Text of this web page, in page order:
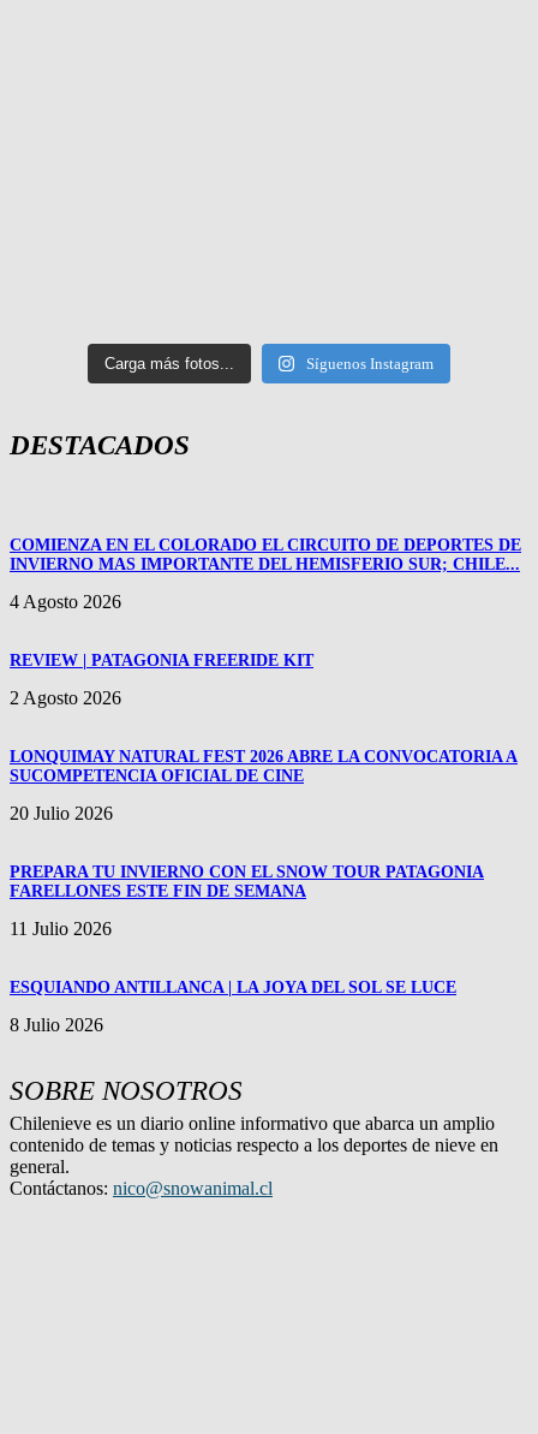
Carga más fotos... Síguenos Instagram
DESTACADOS
COMIENZA EN EL COLORADO EL CIRCUITO DE DEPORTES DE
INVIERNO MAS IMPORTANTE DEL HEMISFERIO SUR; CHILE...
4 Agosto 2026
REVIEW | PATAGONIA FREERIDE KIT
2 Agosto 2026
LONQUIMAY NATURAL FEST 2026 ABRE LA CONVOCATORIA A
SUCOMPETENCIA OFICIAL DE CINE
20 Julio 2026
PREPARA TU INVIERNO CON EL SNOW TOUR PATAGONIA
FARELLONES ESTE FIN DE SEMANA
11 Julio 2026
ESQUIANDO ANTILLANCA | LA JOYA DEL SOL SE LUCE
8 Julio 2026
SOBRE NOSOTROS
Chilenieve es un diario online informativo que abarca un amplio
contenido de temas y noticias respecto a los deportes de nieve en
general.
Contáctanos: nico@snowanimal.cl